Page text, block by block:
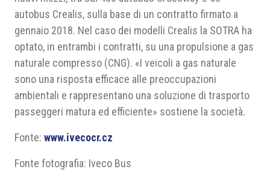
autobus Crealis, sulla base di un contratto firmato a
gennaio 2018. Nel caso dei modelli Crealis la SOTRA ha
optato, in entrambi i contratti, su una propulsione a gas
naturale compresso (CNG). «I veicoli a gas naturale
sono una risposta efficace alle preoccupazioni
ambientali e rappresentano una soluzione di trasporto
passeggeri matura ed efficiente» sostiene la società.
Fonte: www.ivecocr.cz
Fonte fotografia: Iveco Bus